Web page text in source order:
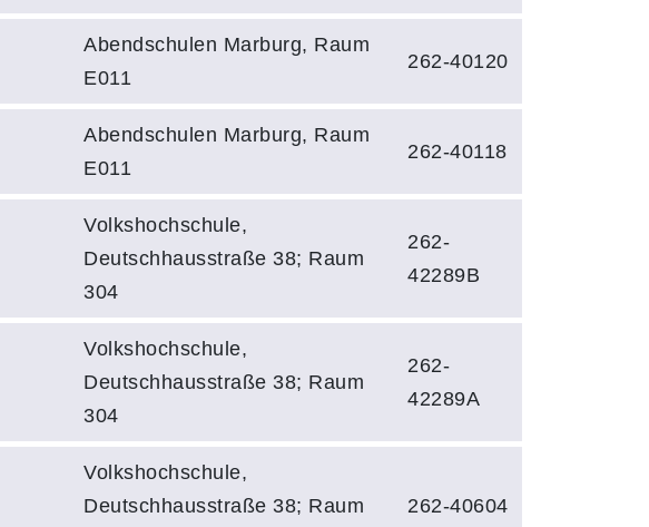
Abendschulen Marburg, Raum
E011
262-40120
Abendschulen Marburg, Raum
E011
262-40118
Volkshochschule,
Deutschhausstraße 38; Raum
304
262-
42289B
Volkshochschule,
Deutschhausstraße 38; Raum
304
262-
42289A
Volkshochschule,
Deutschhausstraße 38; Raum
262-40604